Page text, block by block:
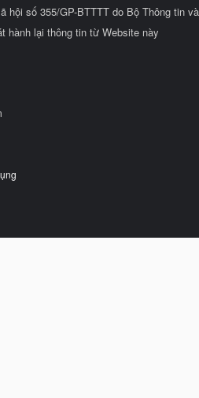
hội số 355/GP-BTTTT do Bộ Thông tin
hành lại thông tin từ Website này